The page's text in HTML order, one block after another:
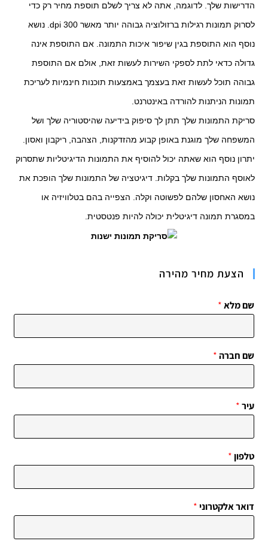
הדרישות שלך. לדוגמה, אתה לא צריך לשלם תוספת מחיר רק כדי
לסרוק תמונות רגילות ברזולוציה גבוהה יותר מאשר 300
dpi
. נושא
נוסף הוא התוספת בגין שיפור איכות התמונה. אם התוספת אינה
גדולה כדאי לתת לספקי השירות לעשות זאת, אולם אם התוספת
גבוהה תוכל לעשות זאת בעצמך באמצעות תוכנות חינמיות לעריכת
תמונות הניתנות להורדה באינטרנט.
סריקת התמונות שלך תתן לך סיפוק בידיעה שהיסטוריה שלך ושל
המשפחה שלך מוגנת באופן קבוע מהזדקנות, הצהבה, ריקבון ואסון.
יתרון נוסף הוא שאתה יכול להוסיף את התמונות הדיגיטליות שתסרוק
לאוסף התמונות שלך בקלות .דיגיטציה של התמונות שלך הופכת את
נושא האחסון שלהם לפשוטה וקלה. הצפייה בהם בטלוויזיה או
במסגרת תמונה דיגיטלית יכולה להיות פנטסטית
הצעת מחיר מהירה
שם מלא*
שם חברה*
עיר*
טלפון*
דואר אלקטרוני*